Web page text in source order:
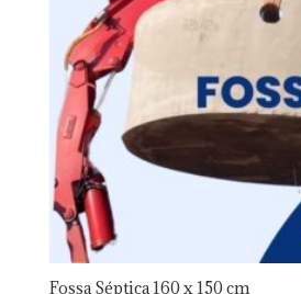
Fossa Séptica 160 x 150 cm